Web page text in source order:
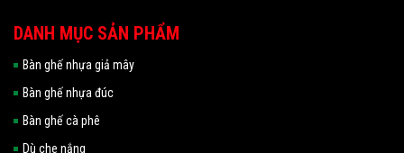
DANH MỤC SẢN PHẨM
Bàn ghế nhựa giả mây
Bàn ghế nhựa đúc
Bàn ghế cà phê
Dù che nắng